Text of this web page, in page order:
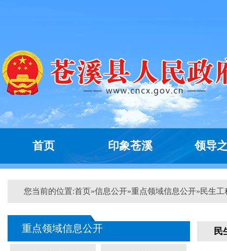
首页 印象苍溪 领导
您当前的位置:首页»信息公开»重点领域信息公开»民生工
重点领域信息公开 民